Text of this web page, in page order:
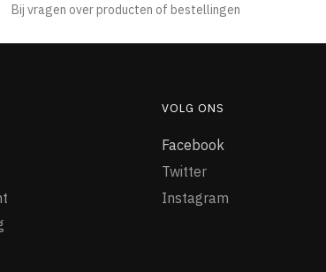
Bij vragen over producten of bestellingen
VOLG ONS
Facebook
Twitter
Instagram